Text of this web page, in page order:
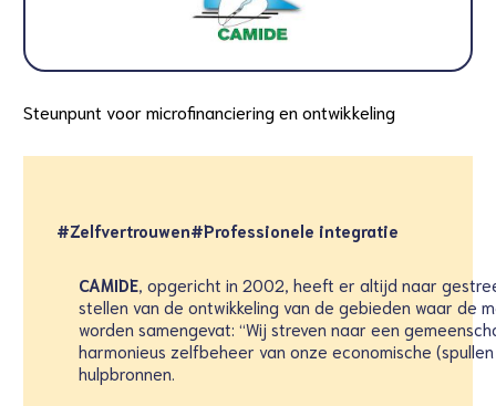
Steunpunt voor microfinanciering en ontwikkeling
#Zelfvertrouwen#Professionele integratie
CAMIDE, opgericht in 2002, heeft er altijd naar
stellen van de ontwikkeling van de gebieden waar de
worden samengevat: “Wij streven naar een
harmonieus zelfbeheer van onze economische
hulpbronnen.